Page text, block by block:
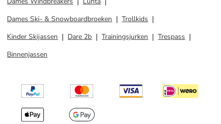
Dames Ski- & Snowboardbroeken
Trollkids
Kinder Skijassen
Dare 2b Trainingsjurken
Trespass
Binnenjassen